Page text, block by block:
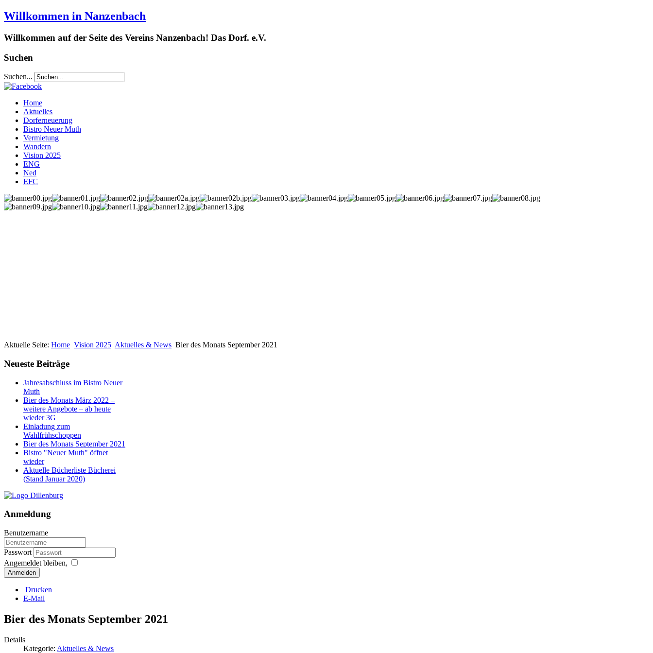
Willkommen in Nanzenbach
Willkommen auf der Seite des Vereins Nanzenbach! Das Dorf. e.V.
Suchen
Suchen...
Home
Aktuelles
Dorferneuerung
Bistro Neuer Muth
Vermietung
Wandern
Vision 2025
ENG
Ned
EFC
Aktuelle Seite: Home Vision 2025 Aktuelles & News Bier des Monats September 2021
Neueste Beiträge
Jahresabschluss im Bistro Neuer
Muth
Bier des Monats März 2022 –
weitere Angebote – ab heute
wieder 3G
Einladung zum
Wahlfrühschoppen
Bier des Monats September 2021
Bistro "Neuer Muth" öffnet
wieder
Aktuelle Bücherliste Bücherei
(Stand Januar 2020)
Anmeldung
Benutzername
Passwort
Angemeldet bleiben,
Anmelden
Drucken
E-Mail
Bier des Monats September 2021
Details
Kategorie: Aktuelles & News